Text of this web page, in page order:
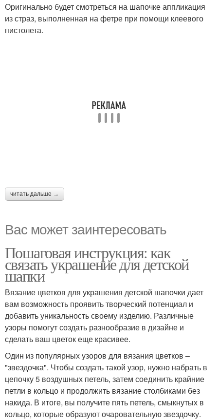
Оригинально будет смотреться на шапочке аппликация
из страз, выполненная на фетре при помощи клеевого
пистолета.
читать дальше →
Вас может заинтересовать
Пошаговая инструкция: как
связать украшение для детской
шапки
Вязание цветков для украшения детской шапочки дает
вам возможность проявить творческий потенциал и
добавить уникальность своему изделию. Различные
узоры помогут создать разнообразие в дизайне и
сделать ваш цветок еще красивее.
Один из популярных узоров для вязания цветков –
"звездочка". Чтобы создать такой узор, нужно набрать в
цепочку 5 воздушных петель, затем соединить крайние
петли в кольцо и продолжить вязание столбиками без
накида. В итоге, вы получите пять петель, смыкнутых в
кольцо, которые образуют очаровательную звездочку.